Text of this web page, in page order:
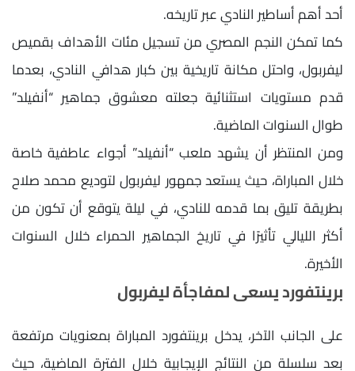
أحد أهم أساطير النادي عبر تاريخه.
كما تمكن النجم المصري من تسجيل مئات الأهداف بقميص
ليفربول، واحتل مكانة تاريخية بين كبار هدافي النادي، بعدما
قدم مستويات استثنائية جعلته معشوق جماهير “أنفيلد”
طوال السنوات الماضية.
ومن المنتظر أن يشهد ملعب “أنفيلد” أجواء عاطفية خاصة
خلال المباراة، حيث يستعد جمهور ليفربول لتوديع محمد صلاح
بطريقة تليق بما قدمه للنادي، في ليلة يتوقع أن تكون من
أكثر الليالي تأثيرًا في تاريخ الجماهير الحمراء خلال السنوات
الأخيرة.
برينتفورد يسعى لمفاجأة ليفربول
على الجانب الآخر، يدخل برينتفورد المباراة بمعنويات مرتفعة
بعد سلسلة من النتائج الإيجابية خلال الفترة الماضية، حيث